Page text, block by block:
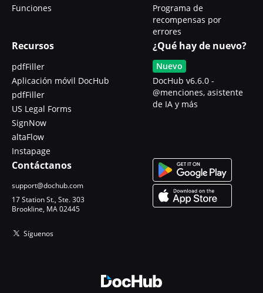
Funciones
Programa de
recompensas por
errores
Recursos
pdfFiller
Aplicación móvil DocHub
pdfFiller
US Legal Forms
SignNow
altaFlow
Instapage
¿Qué hay de nuevo?
Nuevo
DocHub v6.6.0 -
@menciones, asistente
de IA y más
Contáctanos
support@dochub.com
17 Station St., Ste. 303
Brookline, MA 02445
Síguenos